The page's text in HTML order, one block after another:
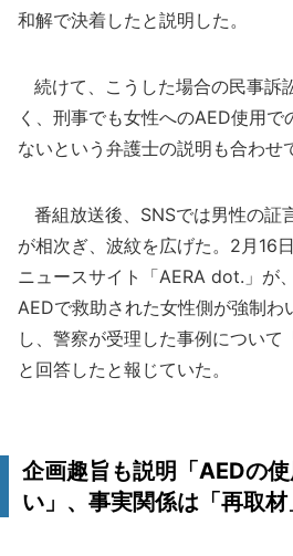
和解で決着したと説明した。
続けて、こうした場合の民事訴
く、刑事でも女性へのAED使用
ないという弁護士の説明も合わせ
番組放送後、SNSでは男性の証
が相次ぎ、波紋を広げた。2月16
ニュースサイト「AERA dot.」が
AEDで救助された女性側が強制わ
し、警察が受理した事例について
と回答したと報じていた。
企画趣旨も説明「AEDの
い」、事実関係は「再取材